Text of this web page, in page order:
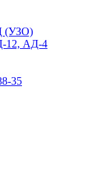
(УЗО)
12, АД-4
35